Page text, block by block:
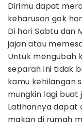
Dirimu dapat
keharusan gak
Di hari Sabtu dan
jajan atau
Untuk mengubah
separah ini tidak
kamu kehilangan
mungkin lagi buat
Latihannya dapat
makan di rumah